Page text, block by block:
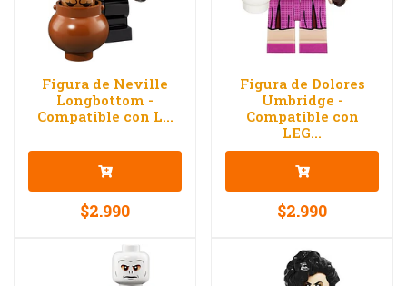
Figura de Neville
Longbottom -
Compatible con L...
$2.990
Figura de Dolores
Umbridge -
Compatible con
LEG...
$2.990